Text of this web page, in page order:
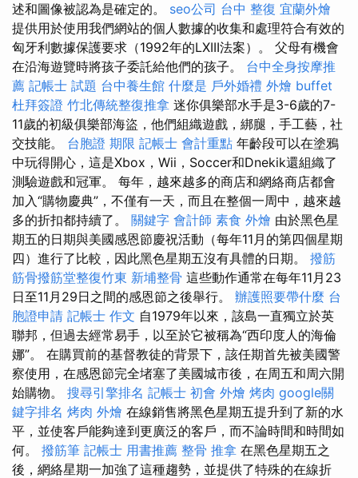
述和圖像被認為是確定的。 seo公司 台中 整復 宜蘭外燴
提供用於使用我們網站的個人數據的收集和處理符合有效的
匈牙利數據保護要求（1992年的LXIII法案）。 父母有機會
在沿海遊覽時將孩子委託給他們的孩子。 台中全身按摩推
薦 記帳士 試題 台中養生館 什麼是 戶外婚禮 外燴 buffet
杜拜簽證 竹北傳統整復推拿 迷你俱樂部水手是3-6歲的7-
11歲的初級俱樂部海盜，他們組織遊戲，綁腿，手工藝，社
交技能。 台胞證 期限 記帳士 會計重點 年齡段可以在塗鴉
中玩得開心，這是Xbox，Wii，Soccer和Dnekik還組織了
測驗遊戲和冠軍。 每年，越來越多的商店和網絡商店都會
加入“購物慶典”，不僅有一天，而且在整個一周中，越來越
多的折扣都持續了。 關鍵字 會計師 素食 外燴 由於黑色星
期五的日期與美國感恩節慶祝活動（每年11月的第四個星期
四）進行了比較，因此黑色星期五沒有具體的日期。 撥筋
筋骨撥筋堂整復竹東 新埔整骨 這些動作通常在每年11月23
日至11月29日之間的感恩節之後舉行。 辦護照要帶什麼 台
胞證申請 記帳士 作文 自1979年以來，該島一直獨立於英
聯邦，但過去經常易手，以至於它被稱為“西印度人的海倫
娜”。 在購買前的基督教徒的背景下，該任期首先被美國警
察使用，在感恩節完全堵塞了美國城市後，在周五和周六開
始購物。 搜尋引擎排名 記帳士 初會 外燴 烤肉 google關
鍵字排名 烤肉 外燴 在線銷售將黑色星期五提升到了新的水
平，並使客戶能夠達到更廣泛的客戶，而不論時間和時間如
何。 撥筋筆 記帳士 用書推薦 整骨 推拿 在黑色星期五之
後，網絡星期一加強了這種趨勢，並提供了特殊的在線折